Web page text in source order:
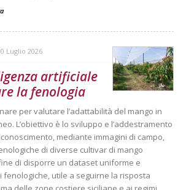
Luglio 2026
artificiale
la fenologia
per valutare l’adattabilità del mango in
L’obiettivo è lo sviluppo e l’addestramento
mediante immagini di campo,
di diverse cultivar di mango
di disporre un dataset uniforme e
utile a seguirne la risposta